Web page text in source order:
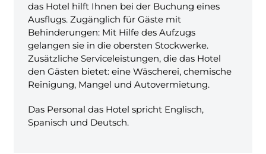
das Hotel hilft Ihnen bei der Buchung eines
Ausflugs. Zugänglich für Gäste mit
Behinderungen: Mit Hilfe des Aufzugs
gelangen sie in die obersten Stockwerke.
Zusätzliche Serviceleistungen, die das Hotel
den Gästen bietet: eine Wäscherei, chemische
Reinigung, Mangel und Autovermietung.
Das Personal das Hotel spricht Englisch,
Spanisch und Deutsch.